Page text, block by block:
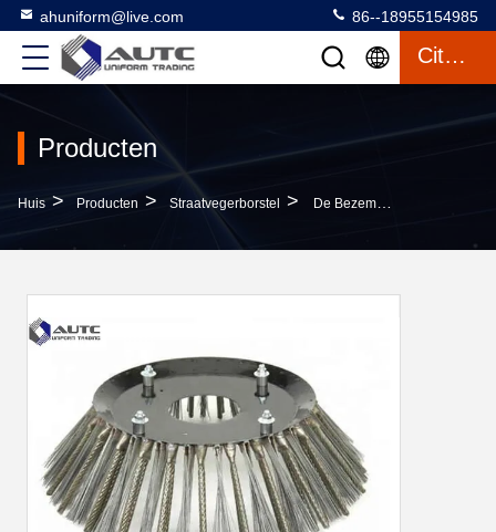
ahuniform@live.com 86--18955154985
Citaat
Producten
Huis > Producten > Straatvegerborstel > De Bezem Van De Staalveger Borstelt De Roterende Rol Aangepaste Zijbezem Van De Dikte Slijtvaste Aanvaller XR